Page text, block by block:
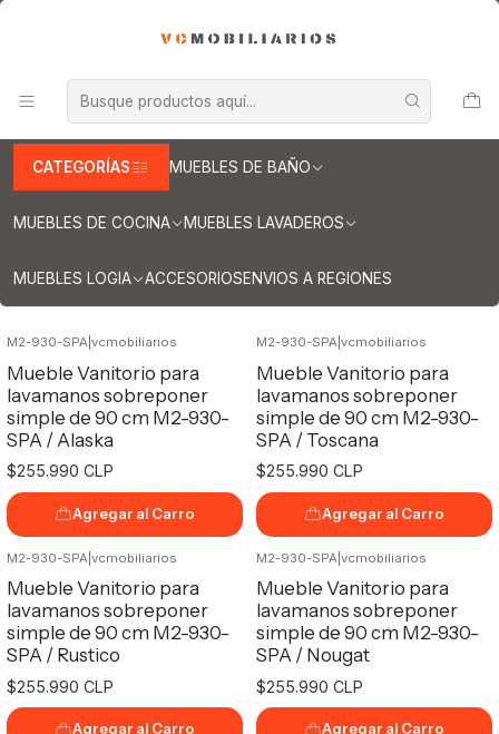
CATEGORÍAS MUEBLES DE BAÑO
MUEBLES DE COCINA MUEBLES LAVADEROS
MUEBLES LOGIA ACCESORIOSENVIOS A REGIONES
Muebles para lavamanos sobreponer aereo
Muebles para lavamanos sobreponer aereo simple
Muebles / sobreponer aereo de 90 cm
Muebles / sobreponer aereo de 90 cm
M2-930-SPA| vcmobiliarios
Mueble Vanitorio para
lavamanos sobreponer
simple de 90 cm M2-930-
SPA / Alaska
$255.990 CLP
Agregar al Carro
M2-930-SPA| vcmobiliarios
Mueble Vanitorio para
lavamanos sobreponer
simple de 90 cm M2-930-
SPA / Toscana
$255.990 CLP
Agregar al Carro
M2-930-SPA vcmobiliarios
Mueble Vanitorio para
lavamanos sobreponer
simple de 90 cm M2-930-
SPA / Rustico
$255.990 CLP
Agregar al Carro
M2-930-SPA vcmobiliarios
Mueble Vanitorio para
lavamanos sobreponer
simple de 90 cm M2-930-
SPA / Nougat
$255.990 CLP
Agregar al Carro